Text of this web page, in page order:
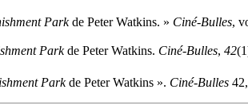
Parkde Peter Watkins. » Ciné-Bulles,
Parkde Peter Watkins. Ciné-Bulles, 42
Parkde Peter Watkins ». Ciné-Bulles